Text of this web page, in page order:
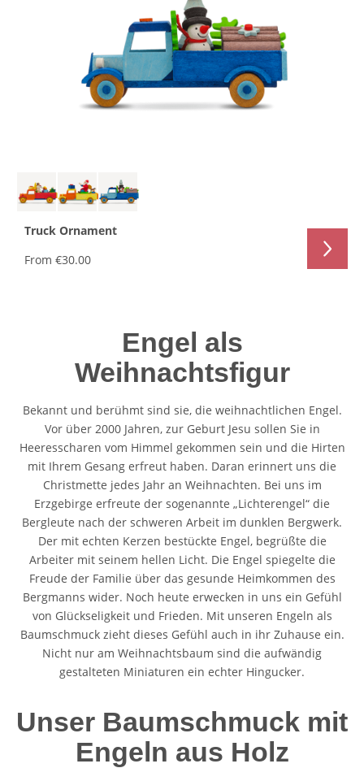
Truck Ornament
From €30.00
Engel als
Weihnachtsfigur
Bekannt und berühmt sind sie, die weihnachtlichen Engel.
Vor über 2000 Jahren, zur Geburt Jesu sollen Sie in
Heeresscharen vom Himmel gekommen sein und die Hirten
mit Ihrem Gesang erfreut haben. Daran erinnert uns die
Christmette jedes Jahr an Weihnachten. Bei uns im
Erzgebirge erfreute der sogenannte „Lichterengel“ die
Bergleute nach der schweren Arbeit im dunklen Bergwerk.
Der mit echten Kerzen bestückte Engel, begrüßte die
Arbeiter mit seinem hellen Licht. Die Engel spiegelte die
Freude der Familie über das gesunde Heimkommen des
Bergmanns wider. Noch heute erwecken in uns ein Gefühl
von Glückseligkeit und Frieden. Mit unseren Engeln als
Baumschmuck zieht dieses Gefühl auch in ihr Zuhause ein.
Nicht nur am Weihnachtsbaum sind die aufwändig
gestalteten Miniaturen ein echter Hingucker.
Unser Baumschmuck mit
Engeln aus Holz